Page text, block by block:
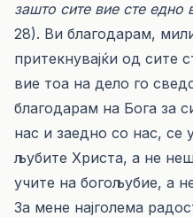
зашто сите вие сте едно
28). Ви благодарам,
притекнувајќи од сите
вие тоа на дело го
благодарам на Бога за
нас и заедно со нас, се
љубите Христа, а не
учите на богољубие, а
За мене најголема